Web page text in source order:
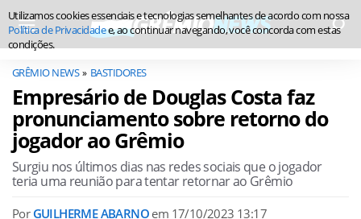
GRÊMIO NEWS BASTIDORES
Empresário de Douglas Costa faz
pronunciamento sobre retorno do
jogador ao Grêmio
Surgiu nos últimos dias nas redes sociais que o jogador
teria uma reunião para tentar retornar ao Grêmio
Por GUILHERME ABARNO em 17/10/2023 13:17
Utilizamos cookies essenciais e tecnologias semelhantes de acordo com nossa
Política de Privacidadee, ao continuar navegando, você concorda com estas
condições.